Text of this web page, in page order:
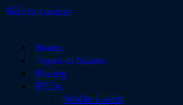
Skip to content
Home
Types of Scams
Pricing
FAQs
Soalan Lazim